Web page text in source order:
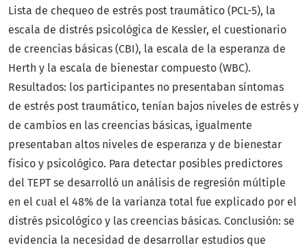
Lista de chequeo de estrés post traumático (PCL-5), la
escala de distrés psicológica de Kessler, el cuestionario
de creencias básicas (CBI), la escala de la esperanza de
Herth y la escala de bienestar compuesto (WBC).
Resultados: los participantes no presentaban síntomas
de estrés post traumático, tenían bajos niveles de estrés y
de cambios en las creencias básicas, igualmente
presentaban altos niveles de esperanza y de bienestar
físico y psicológico. Para detectar posibles predictores
del TEPT se desarrolló un análisis de regresión múltiple
en el cual el 48% de la varianza total fue explicado por el
distrés psicológico y las creencias básicas. Conclusión: se
evidencia la necesidad de desarrollar estudios que